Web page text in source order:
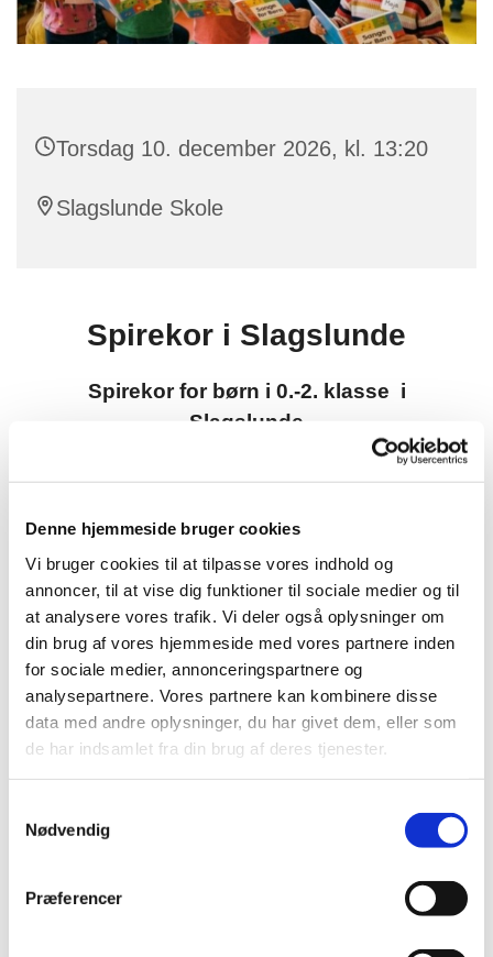
Denne hjemmeside bruger cookies
Vi bruger cookies til at tilpasse vores indhold og
annoncer, til at vise dig funktioner til sociale medier og til
at analysere vores trafik. Vi deler også oplysninger om
din brug af vores hjemmeside med vores partnere inden
for sociale medier, annonceringspartnere og
analysepartnere. Vores partnere kan kombinere disse
data med andre oplysninger, du har givet dem, eller som
de har indsamlet fra din brug af deres tjenester.
Nødvendig
Præferencer
Torsdag 10. december 2026, kl. 13:20
Slagslunde Skole
Spirekor i Slagslunde
Spirekor for børn i 0.-2. klasse i
Slagslunde
Torsdage kl. 13:20-14:10 på Slagslunde
skole
Tilmeld dit barn via kirkens hjemmeside.
Deltagelse til børnekor er gratis.
Vi leger sangene og musikken ind i kroppen ved hjælp
af fagter, rytmik, dans og leg. Der er plads til fejl og
synges alt fra klassisk, pop, sanglege, kanons, salmer
og alt det, der giver mening for børnene. Derudover
familiegudstjenester.